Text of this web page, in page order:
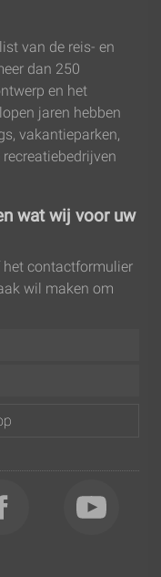
van de reis- en
dan 250
en het
jaren hebben
vakantieparken,
wat wij voor uw
contactformulier
wil maken om